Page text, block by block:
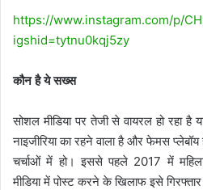
https://www.instagram.com/p/
igshid=tytnu0kqj5zy
कौन है ये सख्स
सोशल मीडिया पर तेजी से वायरल हो रहा है
नाइजीरिया का रहने वाला है और फेमस
चर्चाओं में हो। इससे पहले 2017 में
मीडिया में पोस्ट करने के खिलाफ इसे गिरफ्तार